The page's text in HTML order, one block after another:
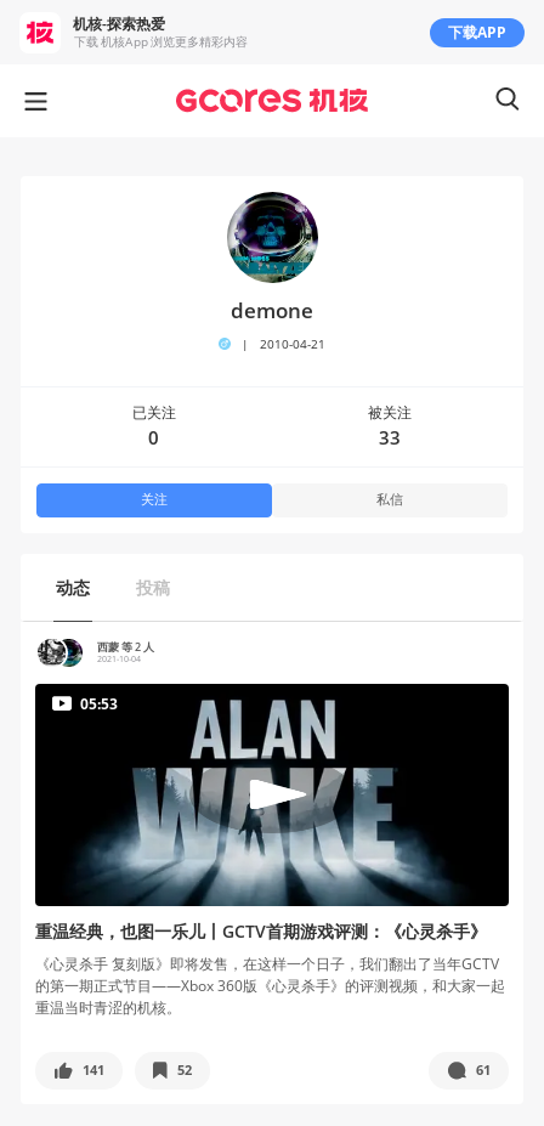
动态 投稿
西蒙 等 2 人
2021-10-04
05:53
重温经典，也图一乐儿丨GCTV首期游戏评测：《心灵杀手》
《心灵杀手 复刻版》即将发售，在这样一个日子，我们翻出了当年GCTV
的第一期正式节目——Xbox 360版《心灵杀手》的评测视频，和大家一起
重温当时青涩的机核。
141 52 61
demone
| 2010-04-21
已关注
0
被关注
33
关注 私信
机核-探索热爱
下载 机核App 浏览更多精彩内容 下载APP